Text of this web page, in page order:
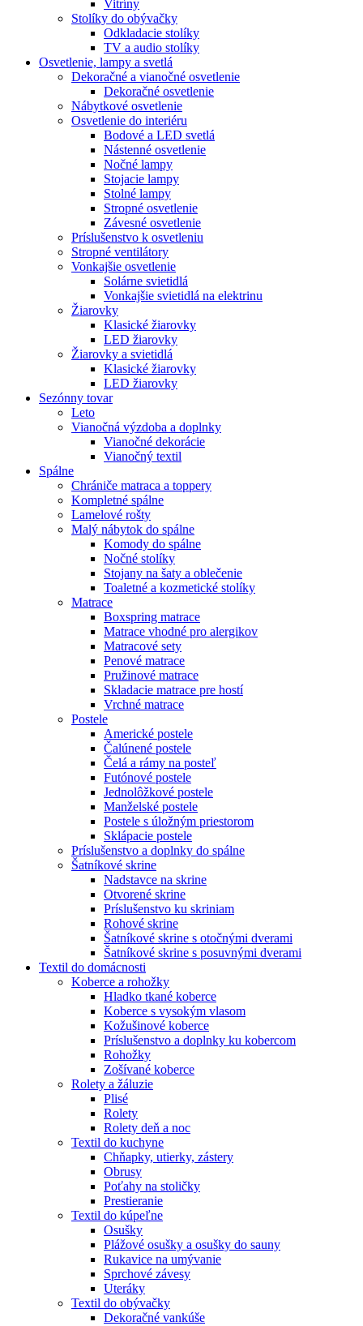
Vitríny
Stolíky do obývačky
Odkladacie stolíky
TV a audio stolíky
Osvetlenie, lampy a svetlá
Dekoračné a vianočné osvetlenie
Dekoračné osvetlenie
Nábytkové osvetlenie
Osvetlenie do interiéru
Bodové a LED svetlá
Nástenné osvetlenie
Nočné lampy
Stojacie lampy
Stolné lampy
Stropné osvetlenie
Závesné osvetlenie
Príslušenstvo k osvetleniu
Stropné ventilátory
Vonkajšie osvetlenie
Solárne svietidlá
Vonkajšie svietidlá na elektrinu
Žiarovky
Klasické žiarovky
LED žiarovky
Žiarovky a svietidlá
Klasické žiarovky
LED žiarovky
Sezónny tovar
Leto
Vianočná výzdoba a doplnky
Vianočné dekorácie
Vianočný textil
Spálne
Chrániče matraca a toppery
Kompletné spálne
Lamelové rošty
Malý nábytok do spálne
Komody do spálne
Nočné stolíky
Stojany na šaty a oblečenie
Toaletné a kozmetické stolíky
Matrace
Boxspring matrace
Matrace vhodné pro alergikov
Matracové sety
Penové matrace
Pružinové matrace
Skladacie matrace pre hostí
Vrchné matrace
Postele
Americké postele
Čalúnené postele
Čelá a rámy na posteľ
Futónové postele
Jednolôžkové postele
Manželské postele
Postele s úložným priestorom
Sklápacie postele
Príslušenstvo a doplnky do spálne
Šatníkové skrine
Nadstavce na skrine
Otvorené skrine
Príslušenstvo ku skriniam
Rohové skrine
Šatníkové skrine s otočnými dverami
Šatníkové skrine s posuvnými dverami
Textil do domácnosti
Koberce a rohožky
Hladko tkané koberce
Koberce s vysokým vlasom
Kožušinové koberce
Príslušenstvo a doplnky ku kobercom
Rohožky
Zošívané koberce
Rolety a žáluzie
Plisé
Rolety
Rolety deň a noc
Textil do kuchyne
Chňapky, utierky, zástery
Obrusy
Poťahy na stoličky
Prestieranie
Textil do kúpeľne
Osušky
Plážové osušky a osušky do sauny
Rukavice na umývanie
Sprchové závesy
Uteráky
Textil do obývačky
Dekoračné vankúše